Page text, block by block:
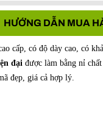
Gia Lâm, Hà Nội
HƯỚNG DẪN MUA
cấp, có độ dày cao, có
đại được làm bằng nỉ
đẹp, giá cả hợp lý.